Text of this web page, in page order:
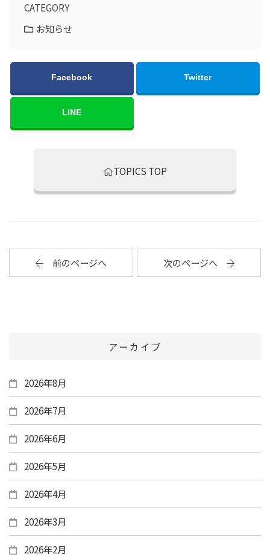
CATEGORY
お知らせ
Facebook Twitter
LINE
TOPICS TOP
前のページへ 次のページへ
アーカイブ
2026年8月
2026年7月
2026年6月
2026年5月
2026年4月
2026年3月
2026年2月